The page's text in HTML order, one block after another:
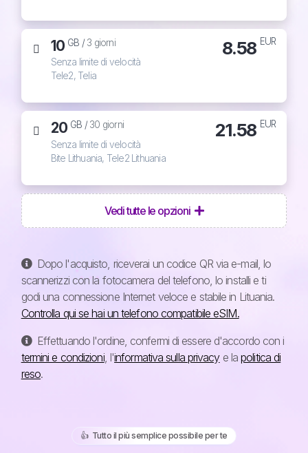
10 GB /3 giorni
Senza limite di velocità
Tele2, Telia
8.58 EUR
20 GB /30 giorni
Senza limite di velocità
Bite Lithuania, Tele2 Lithuania
21.58 EUR
Vedi tutte le opzioni
Dopo l'acquisto, riceverai un codice QR via e-mail, lo
scannerizzi con la fotocamera del telefono, lo installi e ti
godi una connessione Internet veloce e stabile in Lituania.
Controlla qui se hai un telefono compatibile eSIM.
Effettuando l'ordine, confermi di essere d'accordo con i
termini e condizioni, l'informativa sulla privacye lapolitica di
reso.
👍️ Tutto il più semplice possibile per te